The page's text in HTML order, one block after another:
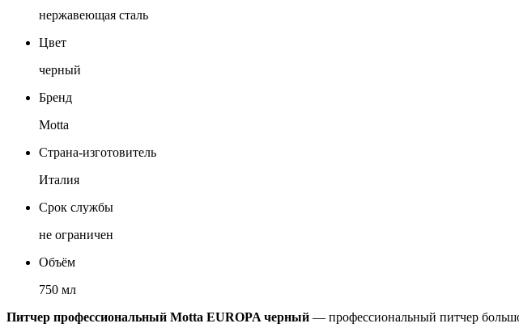
нержавеющая сталь
Цвет
черный
Бренд
Motta
Страна-изготовитель
Италия
Срок службы
не ограничен
Объём
750 мл
Питчер профессиональный Motta EUROPA черный — профессиональный питчер